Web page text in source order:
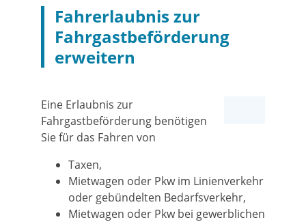
Fahrerlaubnis zur
Fahrgastbeförderung
erweitern
Eine Erlaubnis zur
Fahrgastbeförderung benötigen
Sie für das Fahren von
Taxen,
Mietwagen oder Pkw im Linienverkehr
oder gebündelten Bedarfsverkehr,
Mietwagen oder Pkw bei gewerblichen